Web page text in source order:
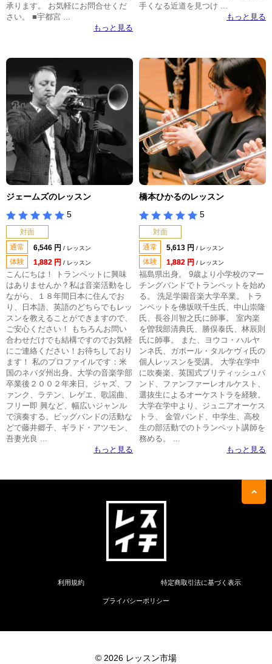
承ります。 お気軽にお問合せくだ
さい。 ■宇都宮 ...
もっと見る
手くなる近道を見つけ ...
もっと見る
ジェームズのレッスン
5
対面
通常
6,546 円 / レッスン
体験 1,882 円 / レッスン
こんにちは！ トランペットに興味
はありませんか？私は音楽活動をし
ながら、１８年間日本に住んでお
り、日本語、英語のどちらでもレッ
スンを教えることができますので、
ご安心ください！ もちろんお問い
合わせだけでも結構ですのでお気軽
にご連絡ください！お待ちしており
ます！ 私のプロファイルです：米
国のネバダ州出身。大学の音楽学部
卒業後２００２年来日。ジャズ、フ
ァンク、ラテン、レゲエ、歌謡曲、
フリー即 興など、幅広いジャンル
で演奏する。ビッグバンドの活動な
どで藤井郷子、ギラド・アツモン、
吾妻光良 ...
もっと見る
橋本ひかるのレッスン
5
対面
通常
5,613 円 / レッスン
体験 1,882 円 / レッスン
福島県出身。 9歳より小学校のマー
チングバンドでトランペットを始め
る。 洗足学園音楽大学卒業。 トラ
ンペットを佛坂咲千生氏、中山崇隆
氏、長谷川智之氏に師事。 室内楽
を曽我部清典氏、勝俣泰氏、林辰則
氏に師事。 また、ヨウコ・ハルヤ
ンネ氏、ガボール・タルケヴィ氏の
個人レッスンを受講。 大学在学中
に吹奏楽、英国式ブリティッシュバ
ンド、ファンファーレオルケスト、
選抜生によるオーケストラを経験。
大学在学中より、ジュニアオーケス
トラ、 金管バンド、中学生、高校
生の部活動でのトランペット講師を
務める。 ...
もっと見る
利用規約 特定商取引法に基づく表示
プライバシーポリシー
© 2026 レッスン市場